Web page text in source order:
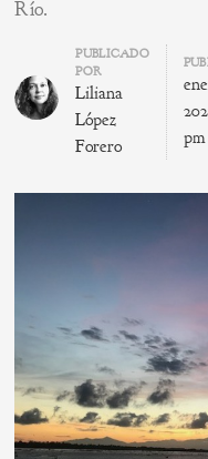
Río.
Author
PUBLICADO
POR
Liliana
López
Forero
pm